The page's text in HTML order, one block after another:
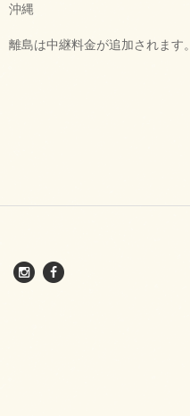
沖縄
離島は中継料金が追加されます。